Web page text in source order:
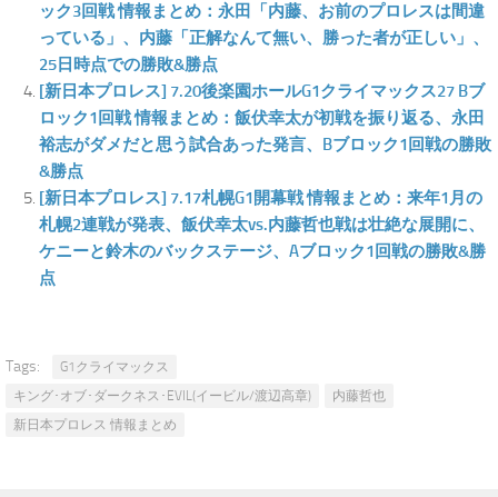
ック3回戦 情報まとめ：永田「内藤、お前のプロレスは間違
っている」、内藤「正解なんて無い、勝った者が正しい」、
25日時点での勝敗&勝点
[新日本プロレス] 7.20後楽園ホールG1クライマックス27 Bブ
ロック1回戦 情報まとめ：飯伏幸太が初戦を振り返る、永田
裕志がダメだと思う試合あった発言、Bブロック1回戦の勝敗
&勝点
[新日本プロレス] 7.17札幌G1開幕戦 情報まとめ：来年1月の
札幌2連戦が発表、飯伏幸太vs.内藤哲也戦は壮絶な展開に、
ケニーと鈴木のバックステージ、Aブロック1回戦の勝敗&勝
点
Tags:
G1クライマックス
キング･オブ･ダークネス･EVIL(イービル/渡辺高章)
内藤哲也
新日本プロレス 情報まとめ